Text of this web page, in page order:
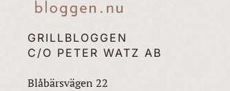
GRILLBLOGGEN
C/O PETER WATZ AB
Blåbärsvägen 22